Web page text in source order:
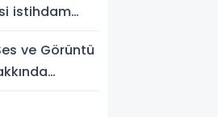
istihdam
ve Görüntü